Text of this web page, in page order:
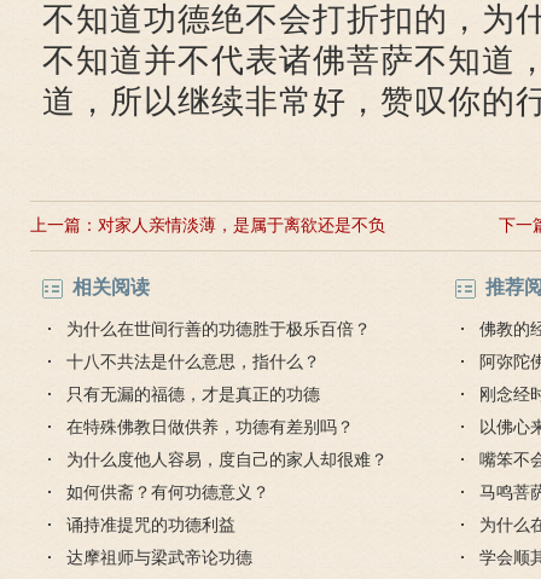
不知道功德绝不会打折扣的，为
不知道并不代表诸佛菩萨不知道
道，所以继续非常好，赞叹你的
上一篇： 对家人亲情淡薄，是属于离欲还是不负
责任？
下一
相关阅读
为什么在世间行善的功德胜于极乐百倍？
十八不共法是什么意思，指什么？
只有无漏的福德，才是真正的功德
在特殊佛教日做供养，功德有差别吗？
为什么度他人容易，度自己的家人却很难？
如何供斋？有何功德意义？
诵持准提咒的功德利益
达摩祖师与梁武帝论功德
推荐
佛教的
阿弥陀
迎弥陀
刚念经
什么？
以佛心
嘴笨不
马鸣菩
为什么
学会顺